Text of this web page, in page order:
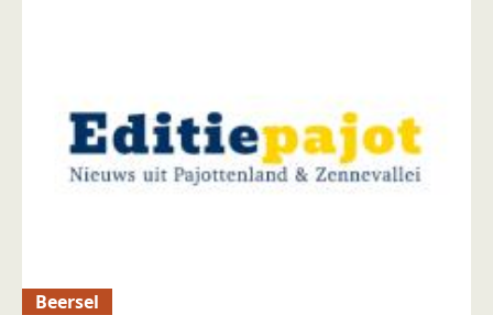
Beersel